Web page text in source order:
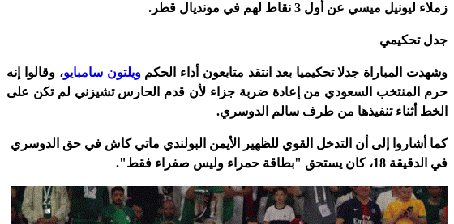
زملاء ليونيل ميسي عن أول 3 نقاط لهم في مونديال قطر.
جدل تحكيمي
وشهدت المباراة جدلا تحكيميا بعد انتقد متابعون أداء الحكمويلتون سامبايو، وقالوا إنه
حرم المنتخب السعودي من إعادة ضربة جزاء لأن قدم الحارس تشيزني لم تكن على
الخط أثناء تنفيذها من طرف سالم الدوسري.
كما أشاروا إلى أن التدخل القوي للظهير الأيمن البولندي ماتي كاش في حق الدوسري
في الدقيقة 18، كان يستحق "بطاقة حمراء وليس صفراء فقط".